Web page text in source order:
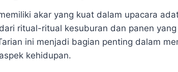
akar yang kuat dalam upacara
ritual-ritual kesuburan dan panen
ini menjadi bagian penting dalam
kehidupan.